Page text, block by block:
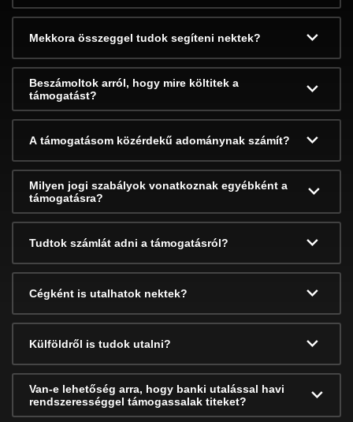
Mekkora összeggel tudok segíteni nektek?
Beszámoltok arról, hogy mire költitek a
támogatást?
A támogatásom közérdekű adománynak számít?
Milyen jogi szabályok vonatkoznak egyébként a
támogatásra?
Tudtok számlát adni a támogatásról?
Cégként is utalhatok nektek?
Külföldről is tudok utalni?
Van-e lehetőség arra, hogy banki utalással havi
rendszerességgel támogassalak titeket?